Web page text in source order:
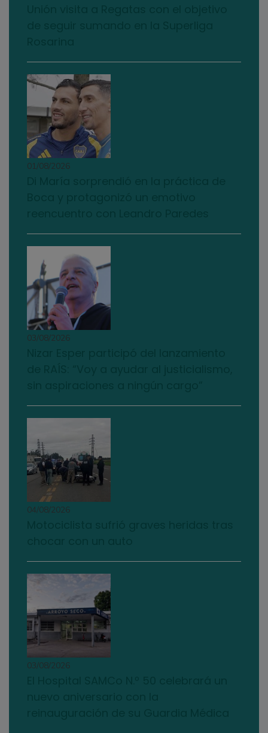
01/08/2026
03/08/2026
04/08/2026
03/08/2026